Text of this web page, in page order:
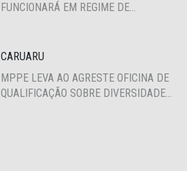
FUNCIONARÁ EM REGIME DE
CARUARU
MPPE LEVA AO AGRESTE OFICINA DE
QUALIFICAÇÃO SOBRE DIVERSIDADE